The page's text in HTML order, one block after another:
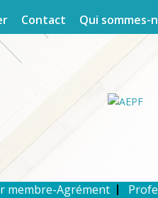
Contact Qui sommes-
membre-Agrément